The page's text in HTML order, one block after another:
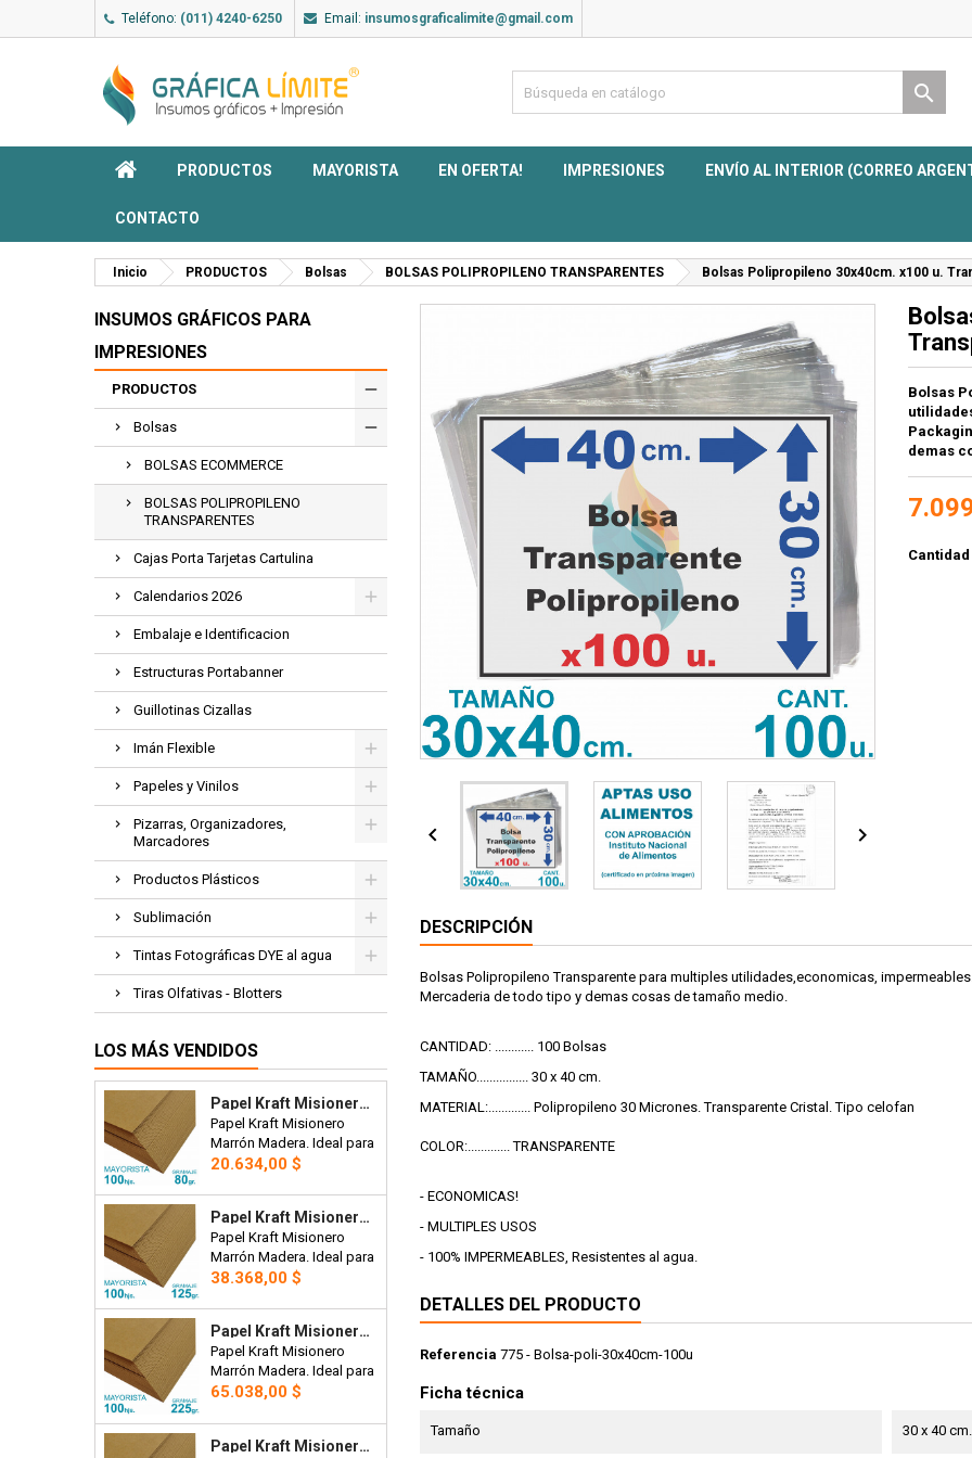
Teléfono: (011) 4240-6250 Email: insumosgraficalimite@gmail.com

PRODUCTOS MAYORISTA EN OFERTA! IMPRESIONES ENVÍO AL INTERIOR (CORREO
CONTACTO
Inicio PRODUCTOS Bolsas BOLSAS POLIPROPILENO TRANSPARENTES Bolsas Polipropileno 30x40cm. x100 u.
INSUMOS GRÁFICOS PARA
IMPRESIONES
PRODUCTOS
Bolsas
BOLSAS ECOMMERCE
BOLSAS POLIPROPILENO
TRANSPARENTES
Cajas Porta Tarjetas Cartulina
Calendarios 2026
Embalaje e Identificacion
Estructuras Portabanner
Guillotinas Cizallas
Imán Flexible
Papeles y Vinilos
Pizarras, Organizadores,
Marcadores
Productos Plásticos
Sublimación
Tintas Fotográficas DYE al agua
Tiras Olfativas - Blotters
LOS MÁS VENDIDOS
Papel Kraft Misionero 120 X 85cm. 80 Gr. Madera Marron X100 Hojas Precio Mayorista.
Papel Kraft Misionero
Marrón Madera. Ideal para
bolsas, manteles,
Mayorista x 100 hojas.
Precio
20.634,00 $
Papel Kraft Misionero 120 X 85cm. 125 Gr. Madera Marrón X100 Hojas Precio Mayorista.
Papel Kraft Misionero
Marrón Madera. Ideal para
bolsas, artesanías,
costura, tarjetas,
envoltorios, invitaciones.
120 x 85cm. 270 gr. Precio
Mayorista x100 hojas
Precio
38.368,00 $
Papel Kraft Misionero 120 X 85cm. 225 Gr. Madera Marrón X100 Hojas Precio Mayorista.
Papel Kraft Misionero
Marrón Madera. Ideal para
bolsas, artesanías,
plantillas de corte para
costura, tarjetas,
Precio
65.038,00 $
Papel Kraft Misionero 120 X 85cm. 270 Gr. Madera Marrón X20 Hojas
 
Bolsas
demas
Cantidad
DESCRIPCIÓN
Bolsas Polipropileno Transparente para multiples utilidades,economicas,
Mercaderia de todo tipo y demas cosas de tamaño medio.
CANTIDAD: ............ 100 Bolsas
TAMAÑO................ 30 x 40 cm.
MATERIAL:............. Polipropileno 30 Micrones. Transparente Cristal. Tipo celofan
COLOR:............. TRANSPARENTE
- ECONOMICAS!
- MULTIPLES USOS
- 100% IMPERMEABLES, Resistentes al agua.
DETALLES DEL PRODUCTO
Referencia 775 - Bolsa-poli-30x40cm-100u
Ficha técnica
Tamaño 30 x 40 cm.